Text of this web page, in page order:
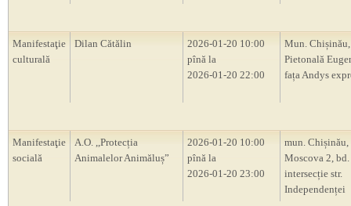
Manifestaţie
culturală
Dilan Cătălin
2026-01-20 10:00
pînă la
2026-01-20 22:00
Mun. Chișinău,
Pietonală
fața Andys
Manifestaţie
socială
A.O. ,,Protecția
Animalelor Animăluș”
2026-01-20 10:00
pînă la
2026-01-20 23:00
mun. Chișinău,
Moscova 2,
intersecție str.
Independenței